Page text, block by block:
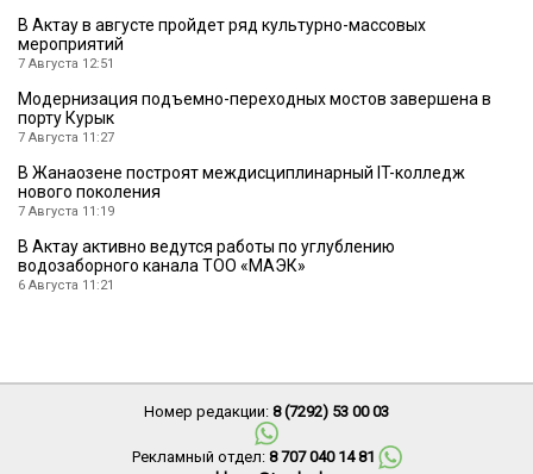
В Актау в августе пройдет ряд культурно-массовых
мероприятий
7 Августа 12:51
Модернизация подъемно-переходных мостов завершена в
порту Курык
7 Августа 11:27
В Жанаозене построят междисциплинарный IT-колледж
нового поколения
7 Августа 11:19
В Актау активно ведутся работы по углублению
водозаборного канала ТОО «МАЭК»
6 Августа 11:21
Номер редакции: 8 (7292) 53 00 03
Рекламный отдел: 8 707 040 14 81